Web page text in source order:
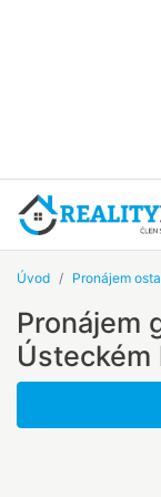
Úvod Pronájem
Pronájem
Ústeckém